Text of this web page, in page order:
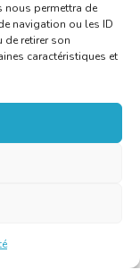
nous permettra de
navigation ou les ID
de retirer son
caractéristiques et